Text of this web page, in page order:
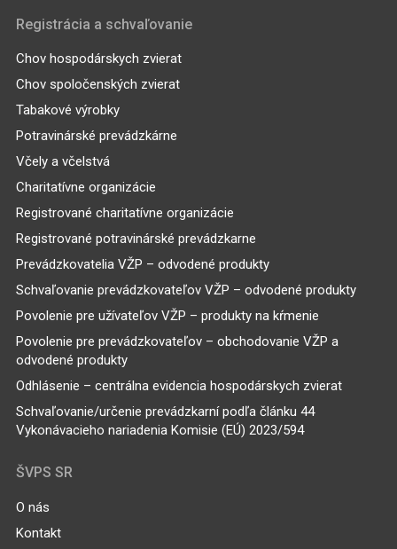
Registrácia a schvaľovanie
Chov hospodárskych zvierat
Chov spoločenských zvierat
Tabakové výrobky
Potravinárské prevádzkárne
Včely a včelstvá
Charitatívne organizácie
Registrované charitatívne organizácie
Registrované potravinárské prevádzkarne
Prevádzkovatelia VŽP – odvodené produkty
Schvaľovanie prevádzkovateľov VŽP – odvodené produkty
Povolenie pre užívateľov VŽP – produkty na kŕmenie
Povolenie pre prevádzkovateľov – obchodovanie VŽP a
odvodené produkty
Odhlásenie – centrálna evidencia hospodárskych zvierat
Schvaľovanie/určenie prevádzkarní podľa článku 44
Vykonávacieho nariadenia Komisie (EÚ) 2023/594
ŠVPS SR
O nás
Kontakt